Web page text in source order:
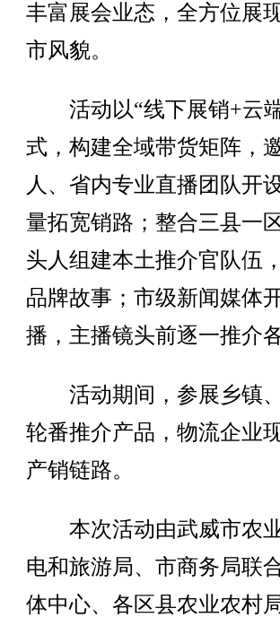
丰富展会业态，全方位展
市风貌。
活动以“线下展销+云端
式，构建全域带货矩阵，
人、省内专业直播团队开
量拓宽销路；整合三县一
头人组建本土推介官队伍
品牌故事；市级新闻媒体
播，主播镜头前逐一推介
活动期间，参展乡镇、
轮番推介产品，物流企业
产销链路。
本次活动由武威市农业
电和旅游局、市商务局联
体中心、各区县农业农村